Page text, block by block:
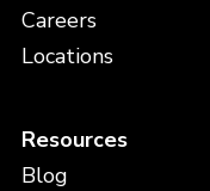
Careers
Locations
Resources
Blog